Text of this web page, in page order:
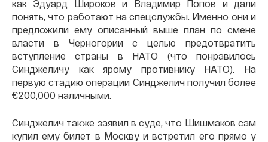
как Эдуард Широков и Владимир Попов и дали
понять, что работают на спецслужбы. Именно они и
предложили ему описанный выше план по смене
власти в Черногории с целью предотвратить
вступление страны в НАТО (что понравилось
Синджеличу как ярому противнику НАТО). На
первую стадию операции Синджелич получил более
€200,000 наличными.
Синджелич также заявил в суде, что Шишмаков сам
купил ему билет в Москву и встретил его прямо у